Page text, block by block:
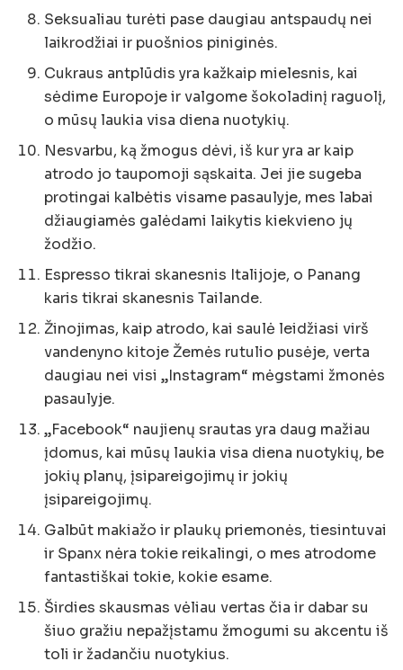
Seksualiau turėti pase daugiau antspaudų nei
laikrodžiai ir puošnios piniginės.
Cukraus antplūdis yra kažkaip mielesnis, kai
sėdime Europoje ir valgome šokoladinį raguolį,
o mūsų laukia visa diena nuotykių.
Nesvarbu, ką žmogus dėvi, iš kur yra ar kaip
atrodo jo taupomoji sąskaita. Jei jie sugeba
protingai kalbėtis visame pasaulyje, mes labai
džiaugiamės galėdami laikytis kiekvieno jų
žodžio.
Espresso tikrai skanesnis Italijoje, o Panang
karis tikrai skanesnis Tailande.
Žinojimas, kaip atrodo, kai saulė leidžiasi virš
vandenyno kitoje Žemės rutulio pusėje, verta
daugiau nei visi „Instagram“ mėgstami žmonės
pasaulyje.
„Facebook“ naujienų srautas yra daug mažiau
įdomus, kai mūsų laukia visa diena nuotykių, be
jokių planų, įsipareigojimų ir jokių
įsipareigojimų.
Galbūt makiažo ir plaukų priemonės, tiesintuvai
ir Spanx nėra tokie reikalingi, o mes atrodome
fantastiškai tokie, kokie esame.
Širdies skausmas vėliau vertas čia ir dabar su
šiuo gražiu nepažįstamu žmogumi su akcentu iš
toli ir žadančiu nuotykius.